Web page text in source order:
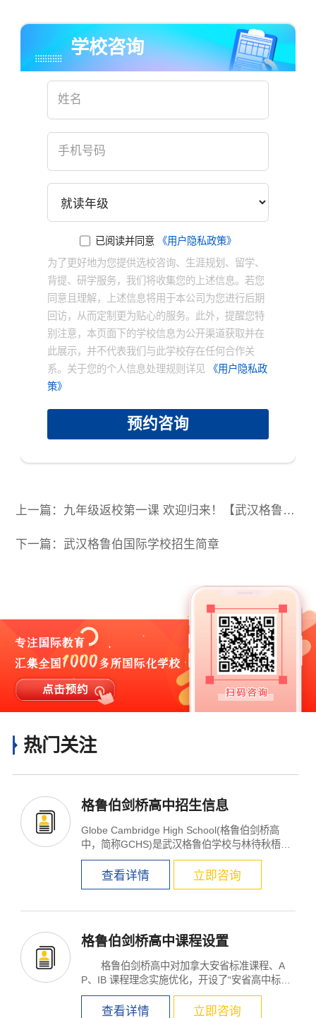
学校咨询
已阅读并同意
《用户隐私政策》
为了更好地为您提供选校咨询、生涯规划、留学、
背提、研学服务，我们将收集您的上述信息。若您
同意且理解，上述信息将用于本公司为您进行后期
回访，从而定制更为贴心的服务。此外，提醒您特
别注意，本页面下的学校信息为公开渠道获取并在
此展示，并不代表我们与此学校存在任何合作关
系。关于您的个人信息处理规则详见
《用户隐私政
策》
预约咨询
上一篇：九年级返校第一课 欢迎归来！【武汉格鲁伯国际学校】
下一篇：武汉格鲁伯国际学校招生简章
热门关注
格鲁伯剑桥高中招生信息
Globe Cambridge High School(格鲁伯剑桥高
中，简称GCHS)是武汉格鲁伯学校与林待秋梧桐
湖学校的北美姊妹...
查看详情 立即咨询
格鲁伯剑桥高中课程设置
格鲁伯剑桥高中对加拿大安省标准课程、A
P、IB 课程理念实施优化，开设了“安省高中标准
课程&rd...
查看详情 立即咨询